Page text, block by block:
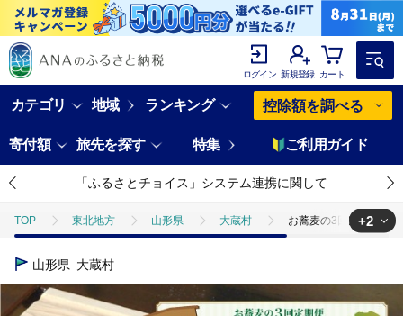
ログイン 新規登録 カート
カテゴリ 地域 ランキング 控除額を調べる
寄付額 旅先を探す 特集 ご利用ガイド
「ふるさとチョイス」システム連携に関して
TOP 東北地方 山形県 大蔵村 お蕎麦の3回定期便 十
TOP
TOP お蕎麦の3回定期便 十割生そばセット（3
+2
山形県 大蔵村